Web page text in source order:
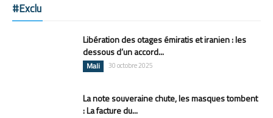
#Exclu
Libération des otages émiratis et iranien : les
dessous d’un accord...
Mali 30 octobre 2025
La note souveraine chute, les masques tombent
: La facture du...